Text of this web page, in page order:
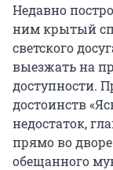
Недавно
ним крытый
светского
выезжать на
доступности.
достоинств
недостаток,
прямо во
обещанного